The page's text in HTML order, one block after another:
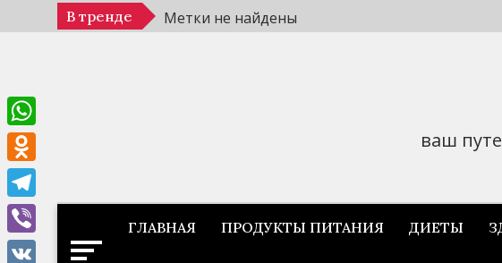
к
В тренде Метки не найдены
ваш
ГЛАВНАЯ ПРОДУКТЫ ПИТАНИЯ ДИЕТЫ
WhatsApp
Odnoklassniki
Telegram
Viber